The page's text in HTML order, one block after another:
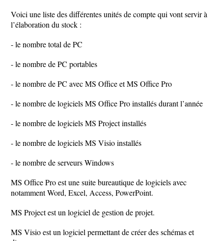
Voici une liste des différentes unités de compte qui vont servir à
l’élaboration du stock :
- le nombre total de PC
- le nombre de PC portables
- le nombre de PC avec MS Office et MS Office Pro
- le nombre de logiciels MS Office Pro installés durant l’année
- le nombre de logiciels MS Project installés
- le nombre de logiciels MS Visio installés
- le nombre de serveurs Windows
MS Office Pro est une suite bureautique de logiciels avec
notamment Word, Excel, Access, PowerPoint.
MS Project est un logiciel de gestion de projet.
MS Visio est un logiciel permettant de créer des schémas et